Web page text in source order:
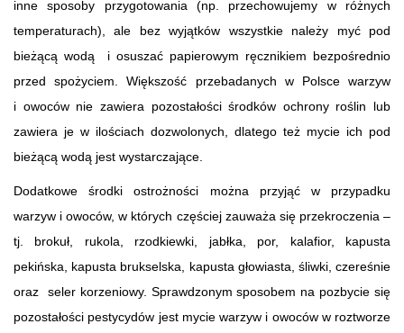
inne sposoby przygotowania (np. przechowujemy w różnych
temperaturach), ale bez wyjątków wszystkie należy myć pod
bieżącą wodą i osuszać papierowym ręcznikiem bezpośrednio
przed spożyciem. Większość przebadanych w Polsce warzyw
i owoców nie zawiera pozostałości środków ochrony roślin lub
zawiera je w ilościach dozwolonych, dlatego też mycie ich pod
bieżącą wodą jest wystarczające.
Dodatkowe środki ostrożności można przyjąć w przypadku
warzyw i owoców, w których częściej zauważa się przekroczenia –
tj. brokuł, rukola, rzodkiewki, jabłka, por, kalafior, kapusta
pekińska, kapusta brukselska, kapusta głowiasta, śliwki, czereśnie
oraz seler korzeniowy. Sprawdzonym sposobem na pozbycie się
pozostałości pestycydów jest mycie warzyw i owoców w roztworze